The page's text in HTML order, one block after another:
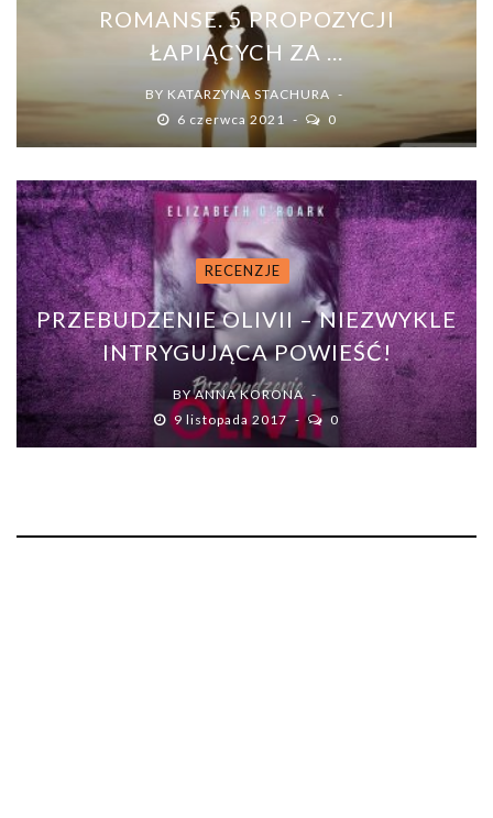
ROMANSE. 5 PROPOZYCJI
ŁAPIĄCYCH ZA ...
BY KATARZYNA STACHURA
6 czerwca 2021
0
RECENZJE
PRZEBUDZENIE OLIVII – NIEZWYKLE
INTRYGUJĄCA POWIEŚĆ!
BYANNA KORONA
9 listopada 2017
0